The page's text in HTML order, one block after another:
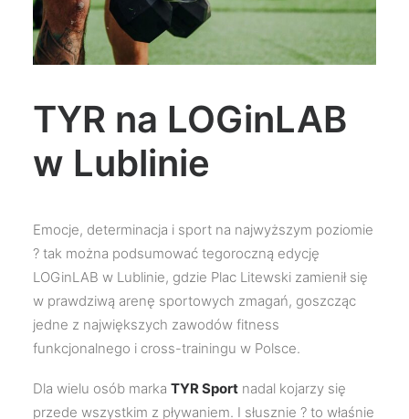
TYR na LOGinLAB
w Lublinie
Emocje, determinacja i sport na najwyższym poziomie
? tak można podsumować tegoroczną edycję
LOGinLAB w Lublinie, gdzie Plac Litewski zamienił się
w prawdziwą arenę sportowych zmagań, goszcząc
jedne z największych zawodów fitness
funkcjonalnego i cross-trainingu w Polsce.
Dla wielu osób marka TYR Sport nadal kojarzy się
przede wszystkim z pływaniem. I słusznie ? to właśnie